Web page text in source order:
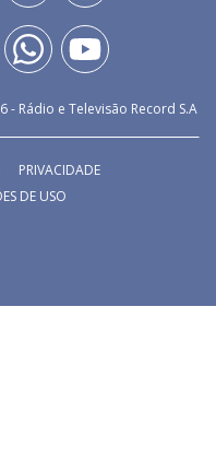
- Rádio e Televisão Record S.A
PRIVACIDADE
DE USO